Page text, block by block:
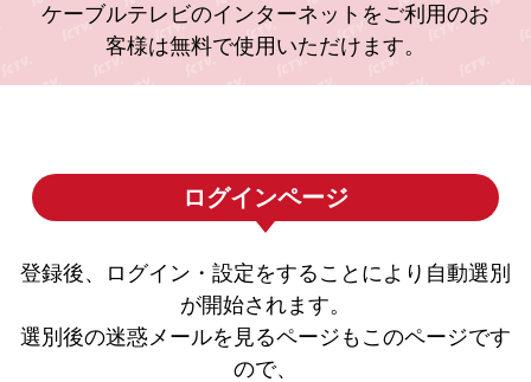
ケーブルテレビのインターネットをご利用のお
客様は無料で使用いただけます。
ログインページ
登録後、ログイン・設定をすることにより自動選別
が開始されます。
選別後の迷惑メールを見るページもこのページです
ので、